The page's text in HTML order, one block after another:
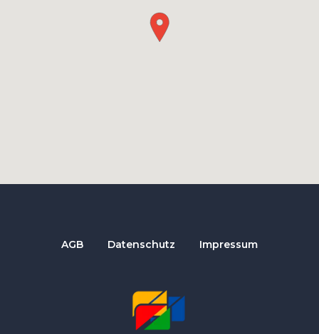
AGB Datenschutz Impressum